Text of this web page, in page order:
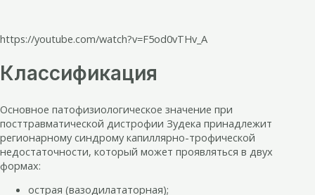
https://youtube.com/watch?v=F5od0vTHv_A
Классификация
Основное патофизиологическое значение при
посттравматической дистрофии Зудека принадлежит
регионарному синдрому капиллярно-трофической
недостаточности, который может проявляться в двух
формах:
острая (вазодилататорная);